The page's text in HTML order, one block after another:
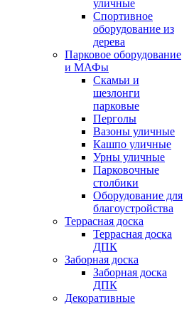
уличные
Спортивное
оборудование из
дерева
Парковое оборудование
и МАФы
Скамьи и
шезлонги
парковые
Перголы
Вазоны уличные
Кашпо уличные
Урны уличные
Парковочные
столбики
Оборудование для
благоустройства
Террасная доска
Террасная доска
ДПК
Заборная доска
Заборная доска
ДПК
Декоративные